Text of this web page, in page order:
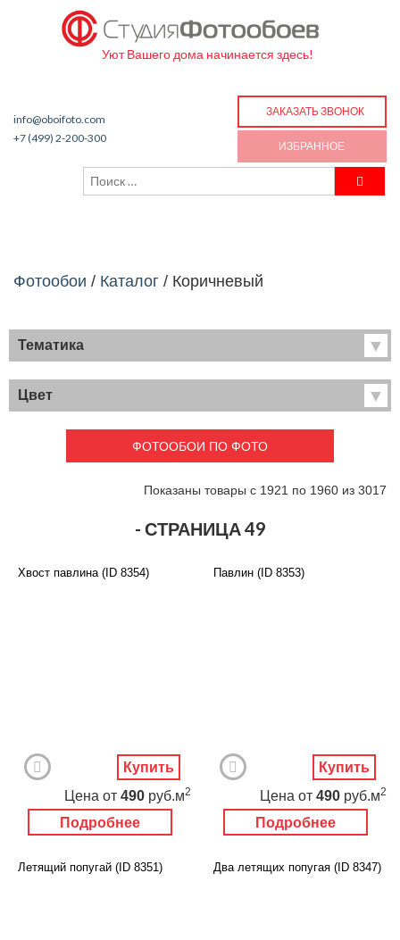
Уют Вашего дома начинается здесь!
info@oboifoto.com
+7 (499) 2-200-300
ЗАКАЗАТЬ ЗВОНОК
ИЗБРАННОЕ
Фотообои / Каталог / Коричневый
Тематика
Хиты продаж
Фрески
Детские
Карты
Перспектива
Города
Живопись
Животный мир
Еда и напитки
Архитектура
Цвет
ФОТООБОИ ПО ФОТО
Показаны товары с 1921 по 1960 из 3017
- СТРАНИЦА 49
Хвост павлина (ID 8354)
Подробнее
Цена от 490 руб.м2
Купить
Павлин (ID 8353)
Подробнее
Цена от 490 руб.м2
Купить
Летящий попугай (ID 8351) Два летящих попугая (ID 8347)